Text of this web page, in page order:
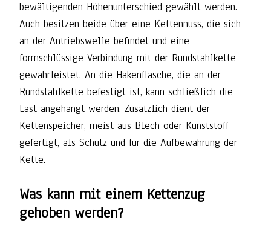
bewältigenden Höhenunterschied gewählt werden.
Auch besitzen beide über eine Kettennuss, die sich
an der Antriebswelle befindet und eine
formschlüssige Verbindung mit der Rundstahlkette
gewährleistet. An die Hakenflasche, die an der
Rundstahlkette befestigt ist, kann schließlich die
Last angehängt werden. Zusätzlich dient der
Kettenspeicher, meist aus Blech oder Kunststoff
gefertigt, als Schutz und für die Aufbewahrung der
Kette.
Was kann mit einem Kettenzug
gehoben werden?